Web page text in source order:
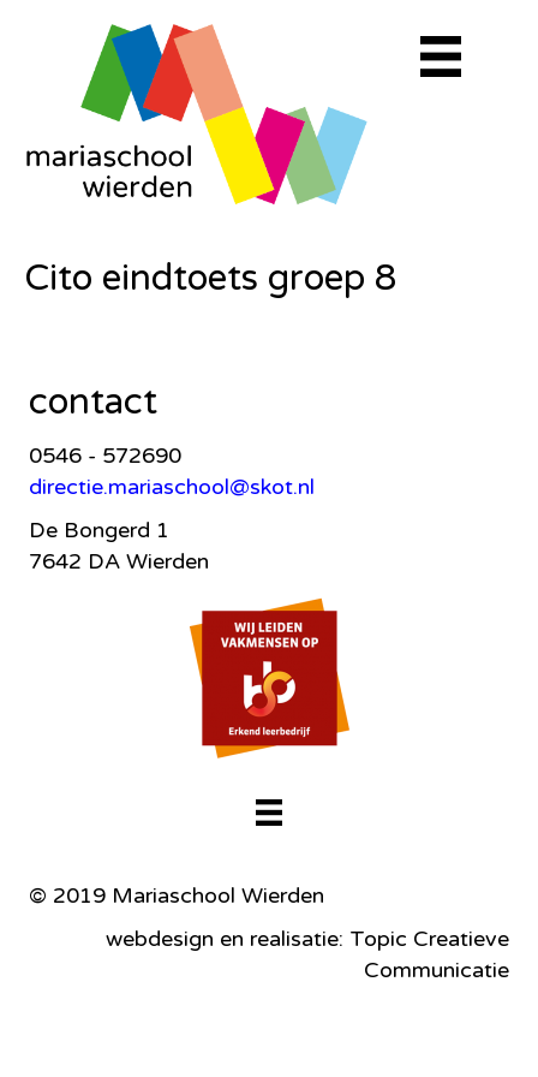
Cito eindtoets groep 8
contact
0546 - 572690
directie.mariaschool@skot.nl
De Bongerd 1
7642 DA Wierden
© 2019 Mariaschool Wierden
webdesign en realisatie: Topic Creatieve
Communicatie